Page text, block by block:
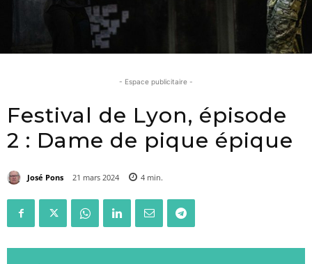
- Espace publicitaire -
Festival de Lyon, épisode
2 : Dame de pique épique
José Pons 21 mars 2024 4 min.